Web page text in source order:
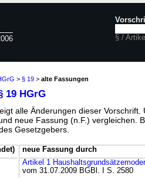
§ / Artikel
> § 19 > alte Fassungen
19 HGrG
alle Änderungen dieser Vorschrift.
neue Fassung (n.F.) vergleichen.
Gesetzgebers.
neue Fassung durch
Artikel 1
vom 31.07.2009 BGBl. I S. 2580